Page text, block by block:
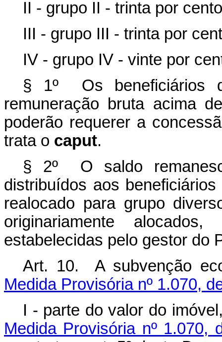
II - grupo II - trinta por
III - grupo III - trinta por
IV - grupo IV - vinte por
§ 1º Os beneficiários
remuneração bruta acima
poderão requerer a
trata o caput.
§ 2º O saldo
distribuídos aos
realocado para grupo
originariamente
estabelecidas pelo gestor do
Art. 10. A subvenção
Medida Provisória nº 1.070,
I - parte do valor do
Medida Provisória nº 1.070,